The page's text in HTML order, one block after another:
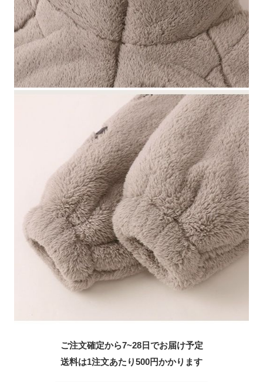
ご注文確定から7~28日でお届け予定
送料は1注文あたり500円かかります